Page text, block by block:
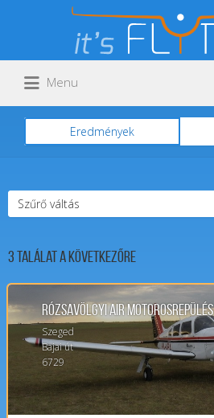
Keresés:
Menu
Eredmények
Szűrő váltás
3Találat a következőre
Rózsavölgyi Air Motorosrepülés
Szeged
Bajai út
6729